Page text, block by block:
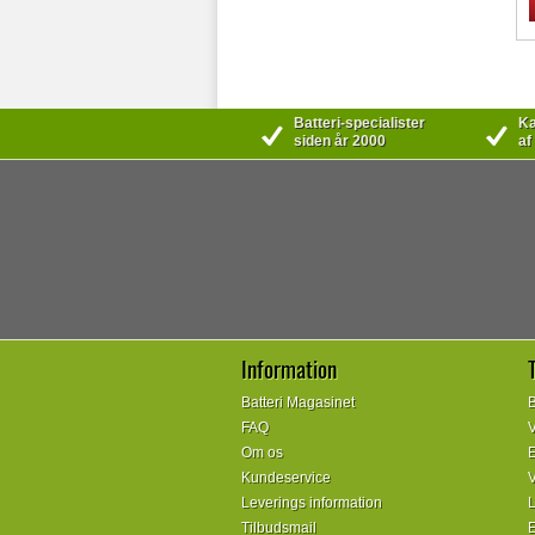
Batteri-specialister
siden år 2000
af
Information
Batteri Magasinet
FAQ
Om os
Kundeservice
Leverings information
Tilbudsmail